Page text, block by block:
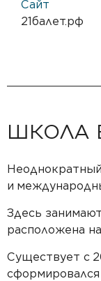
Сайт
21балет.рф
ШКОЛА
и
Здесь
расположена на
Существует с